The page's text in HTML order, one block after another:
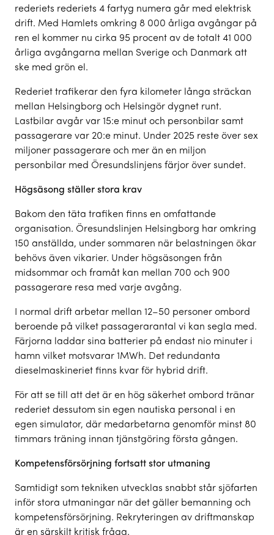
rederiets rederiets 4 fartyg numera går med elektrisk
drift. Med Hamlets omkring 8 000 årliga avgångar på
ren el kommer nu cirka 95 procent av de totalt 41 000
årliga avgångarna mellan Sverige och Danmark att
ske med grön el.
Rederiet trafikerar den fyra kilometer långa sträckan
mellan Helsingborg och Helsingör dygnet runt.
Lastbilar avgår var 15:e minut och personbilar samt
passagerare var 20:e minut. Under 2025 reste över sex
miljoner passagerare och mer än en miljon
personbilar med Öresundslinjens färjor över sundet.
Högsäsong ställer stora krav
Bakom den täta trafiken finns en omfattande
organisation. Öresundslinjen Helsingborg har omkring
150 anställda, under sommaren när belastningen ökar
behövs även vikarier. Under högsäsongen från
midsommar och framåt kan mellan 700 och 900
passagerare resa med varje avgång.
I normal drift arbetar mellan 12–50 personer ombord
beroende på vilket passagerarantal vi kan segla med.
Färjorna laddar sina batterier på endast nio minuter i
hamn vilket motsvarar 1MWh. Det redundanta
dieselmaskineriet finns kvar för hybrid drift.
För att se till att det är en hög säkerhet ombord tränar
rederiet dessutom sin egen nautiska personal i en
egen simulator, där medarbetarna genomför minst 80
timmars träning innan tjänstgöring första gången.
Kompetensförsörjning fortsatt stor utmaning
Samtidigt som tekniken utvecklas snabbt står sjöfarten
inför stora utmaningar när det gäller bemanning och
kompetensförsörjning. Rekryteringen av driftmanskap
är en särskilt kritisk fråga.